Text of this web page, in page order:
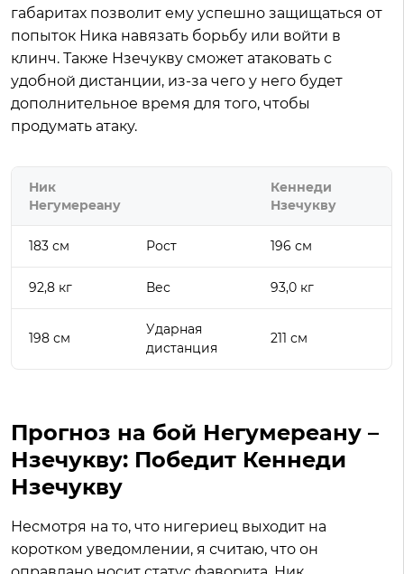
габаритах позволит ему успешно защищаться от
попыток Ника навязать борьбу или войти в
клинч. Также Нзечукву сможет атаковать с
удобной дистанции, из-за чего у него будет
дополнительное время для того, чтобы
продумать атаку.
Ник
Негумереану
Кеннеди
Нзечукву
183 см Рост 196 см
92,8 кг Вес 93,0 кг
198 см
Ударная
дистанция
211 см
Прогноз на бой Негумереану –
Нзечукву: Победит Кеннеди
Нзечукву
Несмотря на то, что нигериец выходит на
коротком уведомлении, я считаю, что он